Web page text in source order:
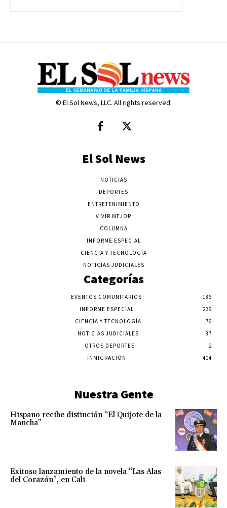
© El Sol News, LLC. All rights reserved.
El Sol News
NOTICIAS
DEPORTES
ENTRETENIMIENTO
VIVIR MEJOR
COLUMNA
INFORME ESPECIAL
CIENCIA Y TECNOLOGÍA
NOTICIAS JUDICIALES
Categorías
EVENTOS COMUNITARIOS
186
INFORME ESPECIAL
239
CIENCIA Y TECNOLOGÍA
76
NOTICIAS JUDICIALES
87
OTROS DEPORTES
2
INMIGRACIÓN
404
Nuestra Gente
Hispano recibe distinción “El Quijote de la
Mancha”
Exitoso lanzamiento de la novela “Las Alas
del Corazón”, en Cali